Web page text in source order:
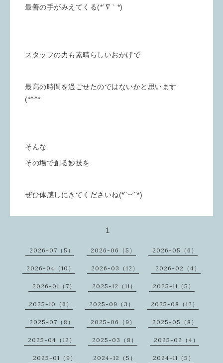
最善の手がみえてくる(*´∇｀*)
スタッフの力も素晴らしいおかげで
最高の時間を過ごせたのではないかと思います
(*^^*ゞ
そんな
その場で創る妙技を
ぜひ体感しにきてくださいね(*˘︶˘*)
1
2026-07（5） 2026-06（5） 2026-05（6）
2026-04（10） 2026-03（12） 2026-02（4）
2026-01（7） 2025-12（11） 2025-11（5）
2025-10（6） 2025-09（3） 2025-08（12）
2025-07（8） 2025-06（9） 2025-05（8）
2025-04（12） 2025-03（8） 2025-02（4）
2025-01（9） 2024-12（5） 2024-11（5）